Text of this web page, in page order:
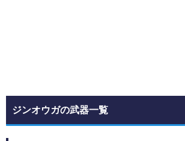
ジンオウガの武器一覧